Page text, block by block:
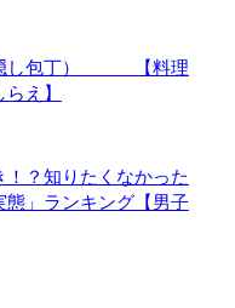
隠し包丁） 【料理
え】
！？知りたくなかった
態」ランキング【男子